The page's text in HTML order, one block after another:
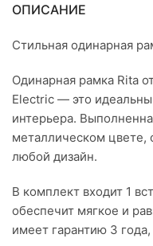
ОПИСАНИЕ
Стильная одинарная
Одинарная рамка Rita
Electric — это
интерьера.
металлическом цвете,
любой дизайн.
В комплект входит 1
обеспечит мягкое и
имеет гарантию 3